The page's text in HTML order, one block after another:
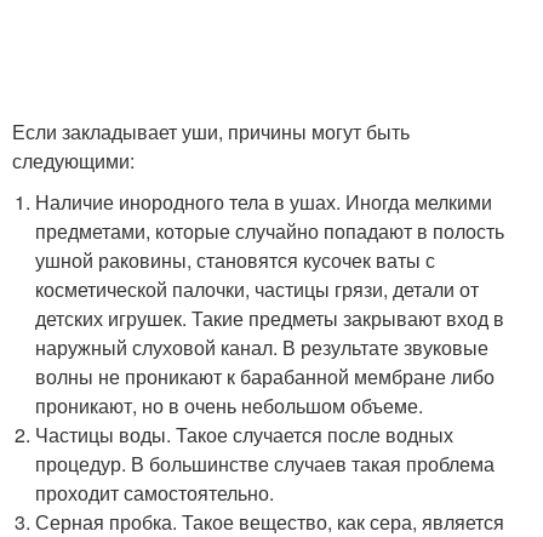
Если закладывает уши, причины могут быть
следующими:
Наличие инородного тела в ушах. Иногда мелкими
предметами, которые случайно попадают в полость
ушной раковины, становятся кусочек ваты с
косметической палочки, частицы грязи, детали от
детских игрушек. Такие предметы закрывают вход в
наружный слуховой канал. В результате звуковые
волны не проникают к барабанной мембране либо
проникают, но в очень небольшом объеме.
Частицы воды. Такое случается после водных
процедур. В большинстве случаев такая проблема
проходит самостоятельно.
Серная пробка. Такое вещество, как сера, является